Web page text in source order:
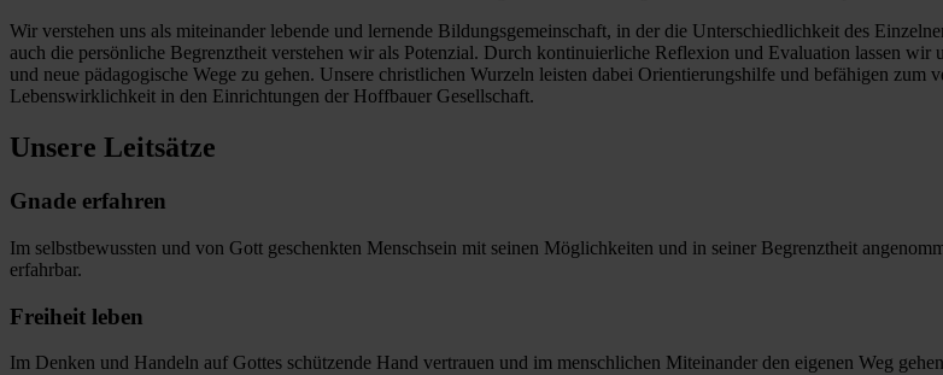
Wir verstehen uns als miteinander lebende und lernende Bildungsgemeinschaft, in der die Unterschiedlichkeit des
auch die persönliche Begrenztheit verstehen wir als Potenzial. Durch kontinuierliche Reflexion und Evaluation lassen
und neue pädagogische Wege zu gehen. Unsere christlichen Wurzeln leisten dabei Orientierungshilfe und befähigen
Lebenswirklichkeit in den Einrichtungen der Hoffbauer Gesellschaft.
Unsere Leitsätze
Gnade erfahren
Im selbstbewussten und von Gott geschenkten Menschsein mit seinen Möglichkeiten und in seiner Begrenztheit
erfahrbar.
Freiheit leben
Im Denken und Handeln auf Gottes schützende Hand vertrauen und im menschlichen Miteinander den eigenen Weg